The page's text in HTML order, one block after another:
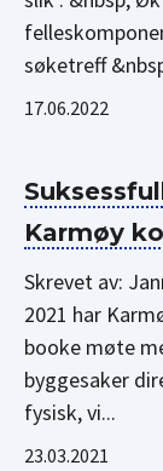
søketreff
17.06.2022
Karmøy
Skrevet av:
2021 har
booke møte
byggesaker
fysisk, vi...
23.03.2021